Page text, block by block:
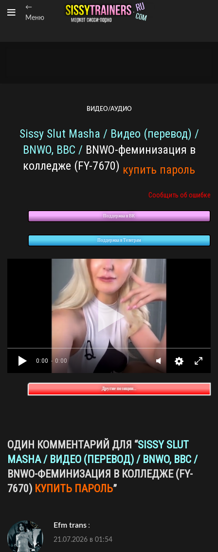
←
Меню
ВИДЕО/АУДИО
Sissy Slut Masha / Видео (перевод) /
BNWO, BBC / BNWO-феминизация в
колледже (FY-7670) купить пароль
Сообщить об ошибке
Поддержка в ВК
Поддержка в Телеграм
0:00 - 0:00
Другие позиции...
ОДИН КОММЕНТАРИЙ ДЛЯ “SISSY SLUT
MASHA / ВИДЕО (ПЕРЕВОД) / BNWO, BBC /
BNWO-ФЕМИНИЗАЦИЯ В КОЛЛЕДЖЕ (FY-
7670) КУПИТЬ ПАРОЛЬ”
efm trans :
21.07.2026 в 01:54